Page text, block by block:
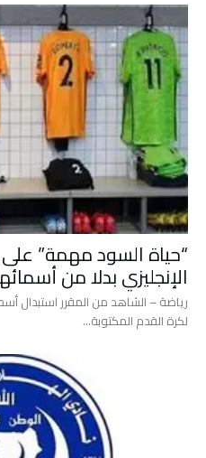
“حياة السود مهمة”
الإنجليزي بدلا من
رياضة – الشاهد من المقرر استبدال
لكرة القدم المكتوبة…